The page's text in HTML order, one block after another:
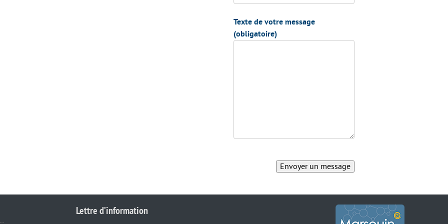
Texte de votre message
(obligatoire)
Lettre d’information